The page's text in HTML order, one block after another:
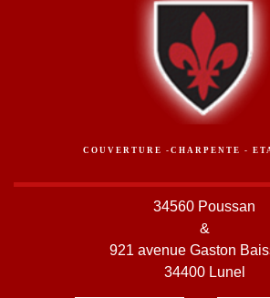
COUVERTURE -CHARPENTE -
34560 Poussan
&
921 avenue Gaston
34400 Lunel